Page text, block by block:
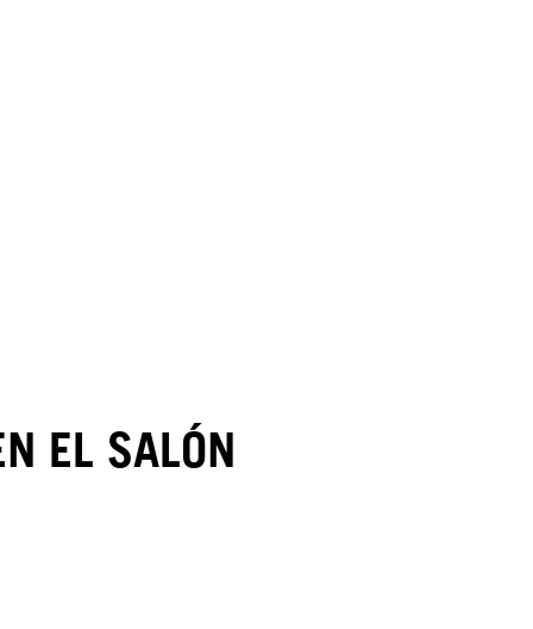
EL SALÓN